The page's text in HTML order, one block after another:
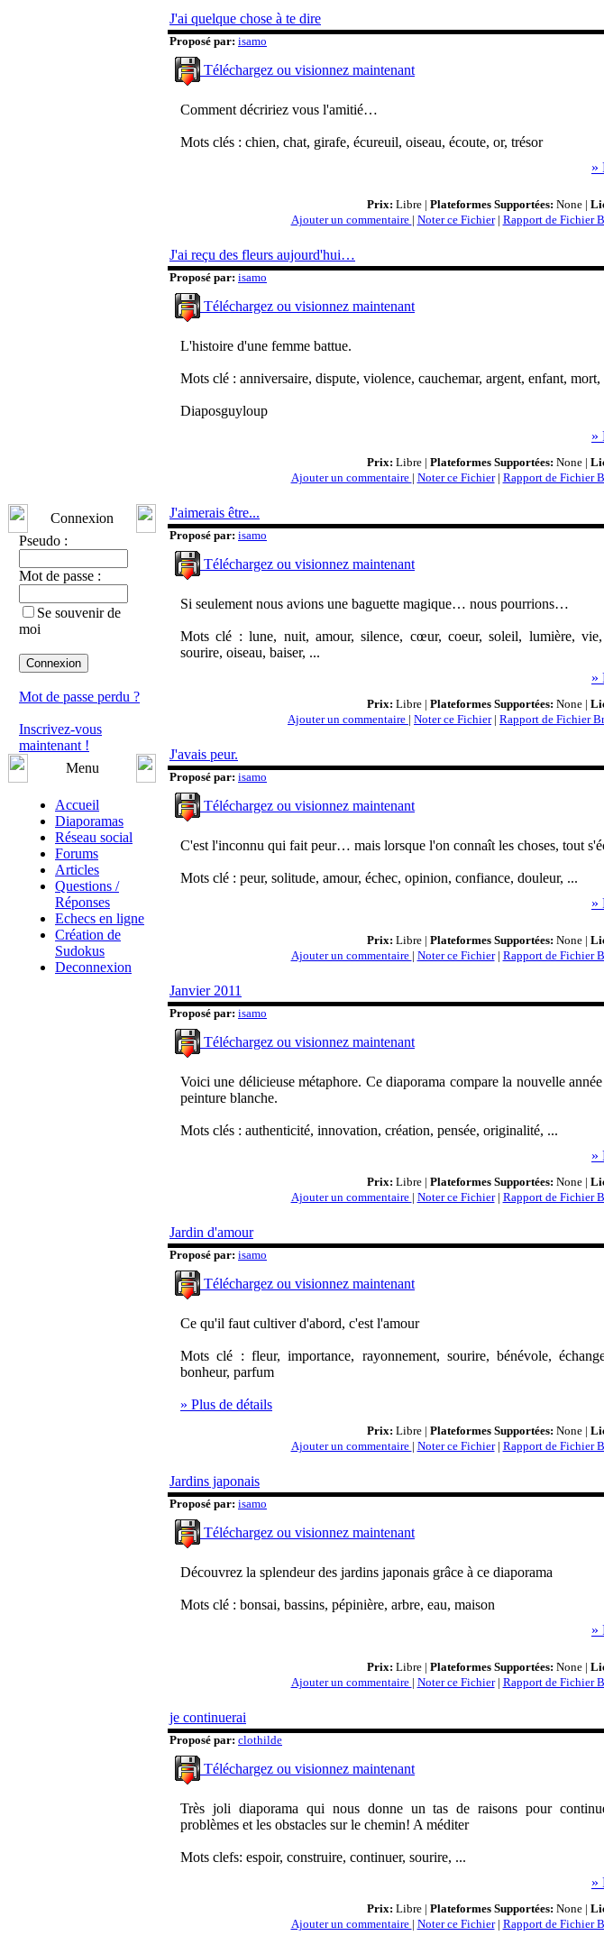
Connexion
Pseudo :
Mot de passe :
Se souvenir de
moi
Mot de passe perdu ?
Inscrivez-vous
maintenant !
Menu
Accueil
Diaporamas
Réseau social
Forums
Articles
Questions /
Réponses
Echecs en ligne
Création de
Sudokus
Deconnexion
J'ai quelque chose à te dire
Proposé par: isamo
Téléchargez ou visionnez maintenant
Comment décririez vous l'amitié…
Mots clés : chien, chat, girafe, écureuil, oiseau, écoute, or, trésor
»
Prix: Libre | Plateformes Supportées: None |
Ajouter un commentaire | Noter ce Fichier| Rapport de Fichier
J'ai reçu des fleurs aujourd'hui…
Proposé par: isamo
Téléchargez ou visionnez maintenant
L'histoire d'une femme battue.
Mots clé : anniversaire, dispute, violence, cauchemar, argent, enfant,
Diaposguyloup
»
Prix: Libre | Plateformes Supportées: None |
Ajouter un commentaire | Noter ce Fichier| Rapport de Fichier
J'aimerais être...
Proposé par: isamo
Téléchargez ou visionnez maintenant
Si seulement nous avions une baguette magique… nous pourrions…
Mots clé : lune, nuit, amour, silence, cœur, coeur, soleil, lumière, vie,
sourire, oiseau, baiser, ...
»
Prix: Libre | Plateformes Supportées: None |
Ajouter un commentaire | Noter ce Fichier| Rapport de Fichier
J'avais peur.
Proposé par: isamo
Téléchargez ou visionnez maintenant
C'est l'inconnu qui fait peur… mais lorsque l'on connaît les choses, tout
Mots clé : peur, solitude, amour, échec, opinion, confiance, douleur, ...
»
Prix: Libre | Plateformes Supportées: None |
Ajouter un commentaire | Noter ce Fichier| Rapport de Fichier
Janvier 2011
Proposé par: isamo
Téléchargez ou visionnez maintenant
Voici une délicieuse métaphore. Ce diaporama compare la nouvelle
peinture blanche.
Mots clés : authenticité, innovation, création, pensée, originalité, ...
»
Prix: Libre | Plateformes Supportées: None |
Ajouter un commentaire | Noter ce Fichier| Rapport de Fichier
Jardin d'amour
Proposé par: isamo
Téléchargez ou visionnez maintenant
Ce qu'il faut cultiver d'abord, c'est l'amour
Mots clé : fleur, importance, rayonnement, sourire, bénévole,
bonheur, parfum
» Plus de détails
Prix: Libre | Plateformes Supportées: None |
Ajouter un commentaire | Noter ce Fichier| Rapport de Fichier
Jardins japonais
Proposé par: isamo
Téléchargez ou visionnez maintenant
Découvrez la splendeur des jardins japonais grâce à ce diaporama
Mots clé : bonsai, bassins, pépinière, arbre, eau, maison
»
Prix: Libre | Plateformes Supportées: None |
Ajouter un commentaire | Noter ce Fichier| Rapport de Fichier
je continuerai
Proposé par: clothilde
Téléchargez ou visionnez maintenant
Très joli diaporama qui nous donne un tas de raisons pour
problèmes et les obstacles sur le chemin! A méditer
Mots clefs: espoir, construire, continuer, sourire, ...
»
Prix: Libre | Plateformes Supportées: None |
Ajouter un commentaire | Noter ce Fichier| Rapport de Fichier